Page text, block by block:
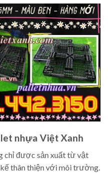
nhựa Việt Xanh
chỉ được sản xuất từ vật
thân thiện với môi trường.